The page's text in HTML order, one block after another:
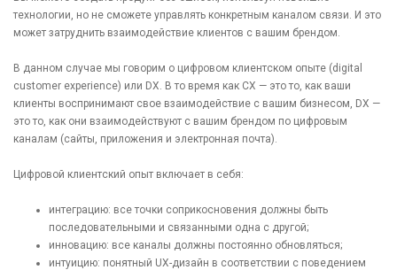
технологии, но не сможете управлять конкретным каналом связи. И это
может затруднить взаимодействие клиентов с вашим брендом.
В данном случае мы говорим о цифровом клиентском опыте (digital
customer experience) или DX. В то время как CX — это то, как ваши
клиенты воспринимают свое взаимодействие с вашим бизнесом, DX —
это то, как они взаимодействуют с вашим брендом по цифровым
каналам (сайты, приложения и электронная почта).
Цифровой клиентский опыт включает в себя:
интеграцию: все точки соприкосновения должны быть
последовательными и связанными одна с другой;
инновацию: все каналы должны постоянно обновляться;
интуицию: понятный UX-дизайн в соответствии с поведением